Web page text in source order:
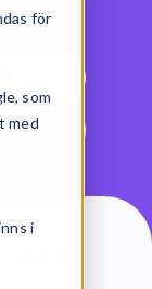
för
som
med
i